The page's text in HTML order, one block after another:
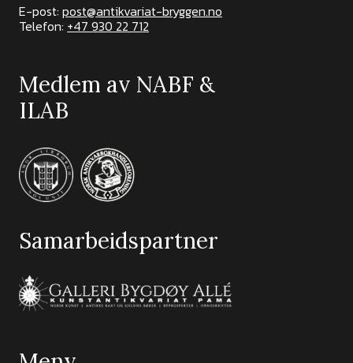
E-post: post@antikvariat-bryggen.no
Telefon: +47 930 22 712
Medlem av NABF &
ILAB
Samarbeidspartner